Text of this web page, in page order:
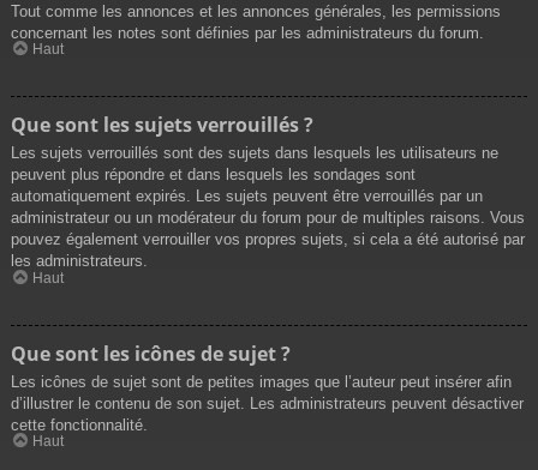
Tout comme les annonces et les annonces générales, les permissions
concernant les notes sont définies par les administrateurs du forum.
Haut
Que sont les sujets verrouillés ?
Les sujets verrouillés sont des sujets dans lesquels les utilisateurs ne
peuvent plus répondre et dans lesquels les sondages sont
automatiquement expirés. Les sujets peuvent être verrouillés par un
administrateur ou un modérateur du forum pour de multiples raisons. Vous
pouvez également verrouiller vos propres sujets, si cela a été autorisé par
les administrateurs.
Haut
Que sont les icônes de sujet ?
Les icônes de sujet sont de petites images que l’auteur peut insérer afin
d’illustrer le contenu de son sujet. Les administrateurs peuvent désactiver
cette fonctionnalité.
Haut